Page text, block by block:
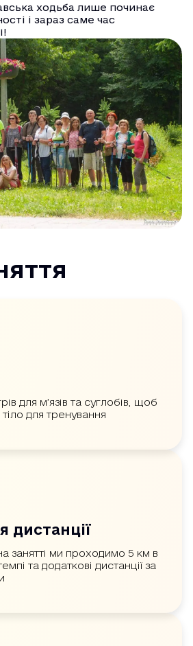
ходьба лише починає
і зараз саме час
для м’язів та суглобів, щоб
тіло для тренування
дистанції
занятті ми проходимо 5 км в
та додаткові дистанції за